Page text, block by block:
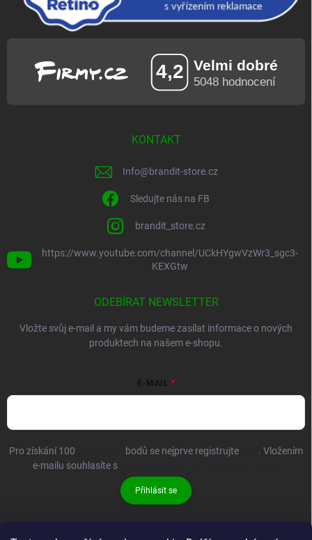
KONTAKT
Info@brandit-store.cz
Sledujte nás na FB
brandit_store.cz
https://www.youtube.com/channel/UCkHYgwVzWr3_sgc3-
KEXGtw
ODEBÍRAT NEWSLETTER
Vložte svůj e-mail a my vám budeme zasílat informace o nových
produktech na našem e-shopu.
E-MAIL
Pro získání 100 bodů se nejprve registrujte
. Vložením
e-mailu souhlasíte s
Přihlásit se